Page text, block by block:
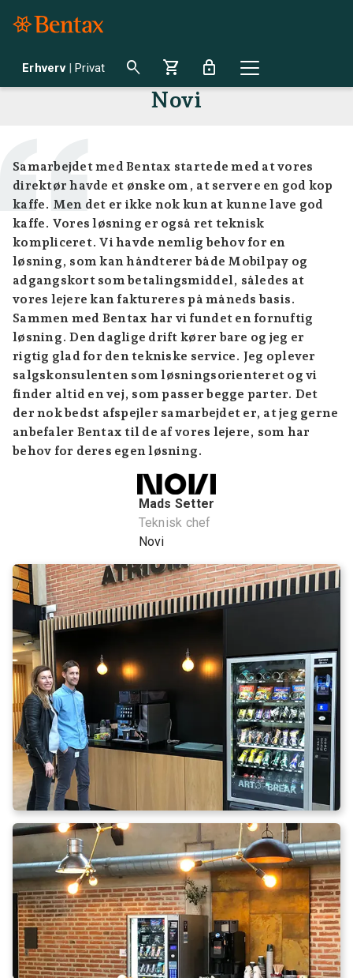
Erhverv | Privat search shopping_cart lock
Novi
Samarbejdet med Bentax startede med at vores
direktør havde et ønske om, at servere en god kop
kaffe. Men det er ikke nok kun at kunne lave god
kaffe. Vores løsning er også ret teknisk
kompliceret. Vi havde nemlig behov for en
løsning, som kan håndterer både Mobilpay og
adgangskort som betalingsmiddel, således at
vores lejere kan faktureres på måneds basis.
Sammen med Bentax har vi fundet en fornuftig
løsning. Den daglige drift kører bare og jeg er
rigtig glad for den tekniske service. Jeg oplever
salgskonsulenten som løsningsorienteret og vi
finder altid en vej, som passer begge parter. Det
der nok bedst afspejler samarbejdet er, at jeg gerne
anbefaler Bentax til de af vores lejere, som har
behov for deres egen løsning.
Mads Setter
Teknisk chef
Novi